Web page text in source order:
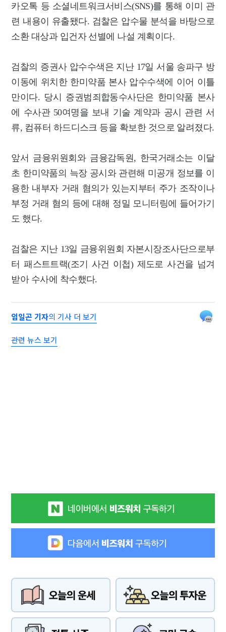
카오톡 등 소셜네트워크서비스(SNS)를 통해 이미 관
련 내용이 유출됐다. 검찰은 압수물 분석을 바탕으로
소환 대상과 입건자 선별에 나설 계획이다.
검찰의 증권사 압수수색은 지난 17일 서울 송파구 방
이동에 위치한 한미약품 본사 압수수색에 이어 이틀
만이다. 당시 증권범죄합동수사단은 한미약품 본사
에 수사관 50여명을 보내 기술 계약과 공시 관련 서
류, 컴퓨터 하드디스크 등을 확보한 것으로 알려졌다.
앞서 금융위원회와 금융감독원, 한국거래소는 이달
초 한미약품의 늑장 공시와 관련해 미공개 정보를 이
용한 내부자 거래 혐의가 있는지부터 주가 조작이나
부정 거래 혐의 등에 대해 정밀 모니터링에 들어가기
도 했다.
검찰은 지난 13일 금융위원회 자본시장조사단으로부
터 패스트트랙(조기 사건 이첩) 제도로 사건을 넘겨
받아 수사에 착수했다.
임일곤 기자의 기사 더 보기
관련 뉴스 보기